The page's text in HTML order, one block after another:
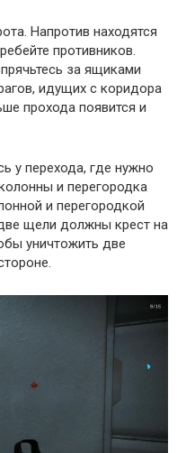
Напротив находятся
противников.
за ящиками
идущих с коридора
прохода появится и
у перехода, где нужно
и перегородка
и перегородкой
щели должны крест на
уничтожить две